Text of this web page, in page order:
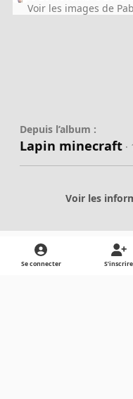
Voir les images de
Depuis l’album :
Lapin minecraft
Voir les
Partager
Se connecter S’inscrire